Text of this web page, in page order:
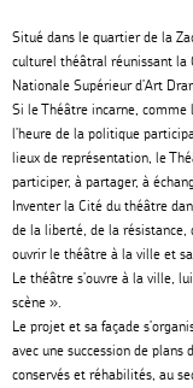
Situé dans le quartier de la
culturel théâtral réunissant la
Nationale Supérieur d’Art
Si le Théâtre incarne, comme
l’heure de la politique
lieux de représentation, le
participer, à partager, à
Inventer la Cité du théâtre
de la liberté, de la résistance,
ouvrir le théâtre à la ville et
Le théâtre s’ouvre à la ville,
scène ».
Le projet et sa façade
avec une succession de
conservés et réhabilités, au